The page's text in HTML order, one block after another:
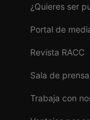
¿Quieres ser
Portal de
Revista RACC
Sala de prensa
Trabaja con